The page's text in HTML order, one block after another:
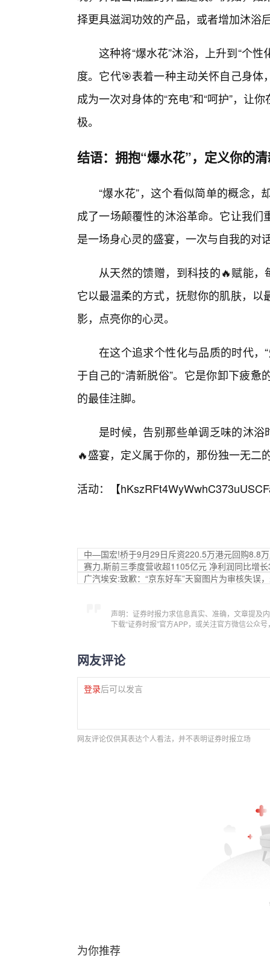
择更具滋润功效的产品，或者增加沐浴
这种将“爆水花”沐浴，上升到“个
度。它代🎯表着一种主动关怀自己身
成为一次对身体的“充电”和“呵护”，让
极。
结语：拥抱“爆水花”，定义你的
“爆水花”，这个看似简单的概念
成了一场颠覆性的沐浴革命。它让我
是一场身心灵的盛宴，一次与自我的对
从天然的馈赠，到科技的🔥赋能，
它以最温柔的方式，抚慰你的肌肤，
影，点亮你的心灵。
在这个追求个性化与品质的时代，
于自己的“清新脱俗”。它是你卸下疲
的最佳注脚。
是时候，告别那些单调乏味的沐浴
🔥盛宴，定义属于你的，那份独一无二
活动：【
中—国宏!桥于9月29日斥资220.5万港元回购8.8
赛力,斯前三季度营收超1105亿元 净利润同比增
广汽埃安:致歉：“京东好车”天窗图片为审核失误
声明：证券时报力求信息真实、准确，文章提及
下载“证券时报”官方APP，或关注官方微信公众
网友评论
登录后可以发言
网友评论仅供其表达个人看法，并不表明证券时报立场
为你推荐